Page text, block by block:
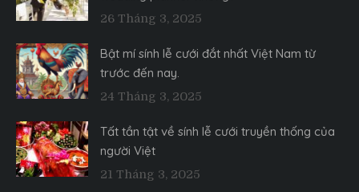
26 Tháng 3, 2025
Bật mí sính lễ cưới đắt nhất Việt Nam từ
trước đến nay.
24 Tháng 3, 2025
Tất tần tật về sính lễ cưới truyền thống của
người Việt
21 Tháng 3, 2025